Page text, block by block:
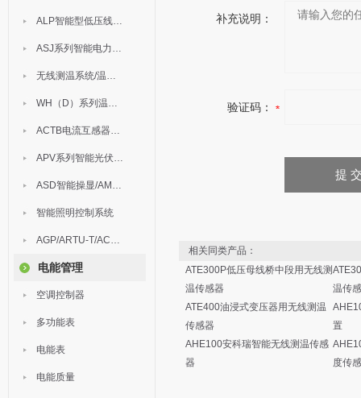
ALP智能型低压线路保护装置
ASJ系列智能电力继电器
无线测温系统/温度巡检
WH（D）系列温湿度控制器
ACTB电流互感器过电压保护器
APV系列智能光伏汇流箱
ASD智能操显/AM中压保护
智能照明控制系统
AGP/ARTU-T/ACM/ADDC
电能管理
空调控制器
多功能表
电能表
电能质量
补充说明：
验证码：
相关同类产品：
ATE300P低压母线桥中段用无线测
温传感器
温传
ATE400油浸式变压器用无线测温
传感器
置
AHE100安科瑞智能无线测温传感
器
度传